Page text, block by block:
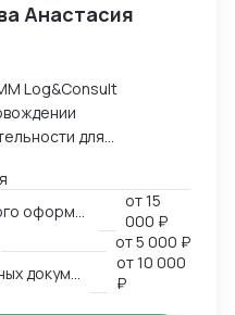
Анастасия
Log&Consult
для
из России и
более 13 лет
решивших
MM Log&Consult
бизнес в
масштабах: -
от15
000 ₽
от5 000 ₽
от10 000
₽